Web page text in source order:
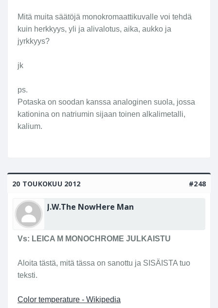
Mitä muita säätöjä monokromaattikuvalle voi tehdä
kuin herkkyys, yli ja alivalotus, aika, aukko ja
jyrkkyys?
jk
ps.
Potaska on soodan kanssa analoginen suola, jossa
kationina on natriumin sijaan toinen alkalimetalli,
kalium.
20 TOUKOKUU 2012 #248
J.W.The NowHere Man
Vs: LEICA M MONOCHROME JULKAISTU
Aloita tästä, mitä tässa on sanottu ja SISÄISTA tuo
teksti.
Color temperature - Wikipedia